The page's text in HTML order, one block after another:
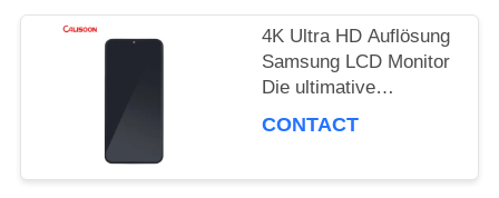
POLICY
4K Ultra HD Auflösung
Samsung LCD Monitor
Die ultimative
Anzeigeleistung
CONTACT